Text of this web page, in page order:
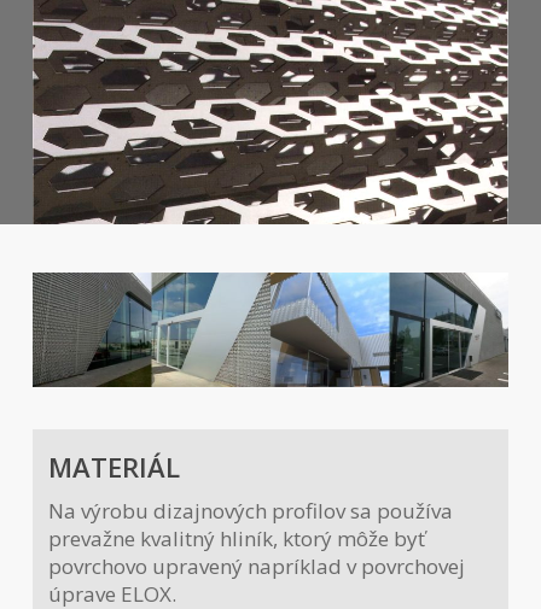
MATERIÁL
Na výrobu dizajnových profilov sa používa
prevažne kvalitný hliník, ktorý môže byť
povrchovo upravený napríklad v povrchovej
úprave ELOX.